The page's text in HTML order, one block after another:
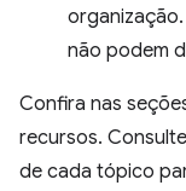
não podem
Confira nas
recursos.
de cada tópico